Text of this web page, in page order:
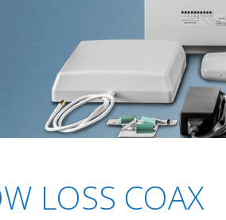
LOSS COAX